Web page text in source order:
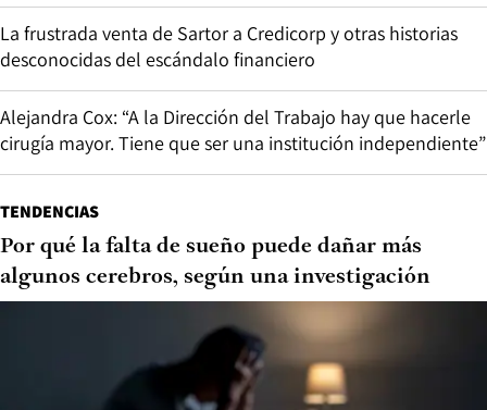
La frustrada venta de Sartor a Credicorp y otras historias
desconocidas del escándalo financiero
Alejandra Cox: “A la Dirección del Trabajo hay que hacerle
cirugía mayor. Tiene que ser una institución independiente”
TENDENCIAS
Por qué la falta de sueño puede dañar más
algunos cerebros, según una investigación